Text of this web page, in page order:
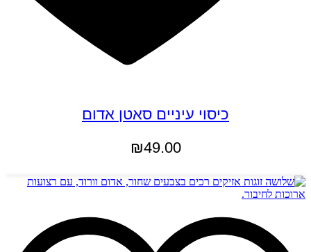
כיסוי עיניים סאטן אדום
₪49.00